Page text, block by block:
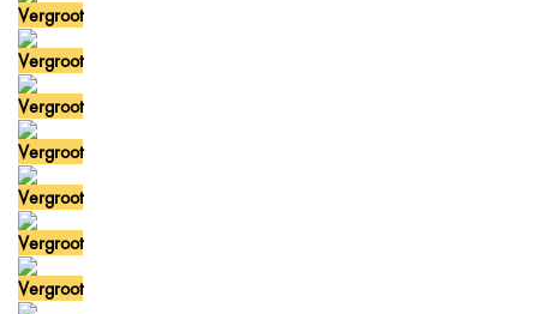
Vergroot
Vergroot
Vergroot
Vergroot
Vergroot
Vergroot
Vergroot